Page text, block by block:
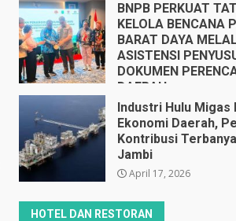
BNPB PERKUAT
KELOLA BENCANA
BARAT DAYA
ASISTENSI
DOKUMEN
DAERAH
April 17, 2026
Industri Hulu Migas
Ekonomi Daerah,
Kontribusi
Jambi
April 17, 2026
HOTEL DAN RESTORAN